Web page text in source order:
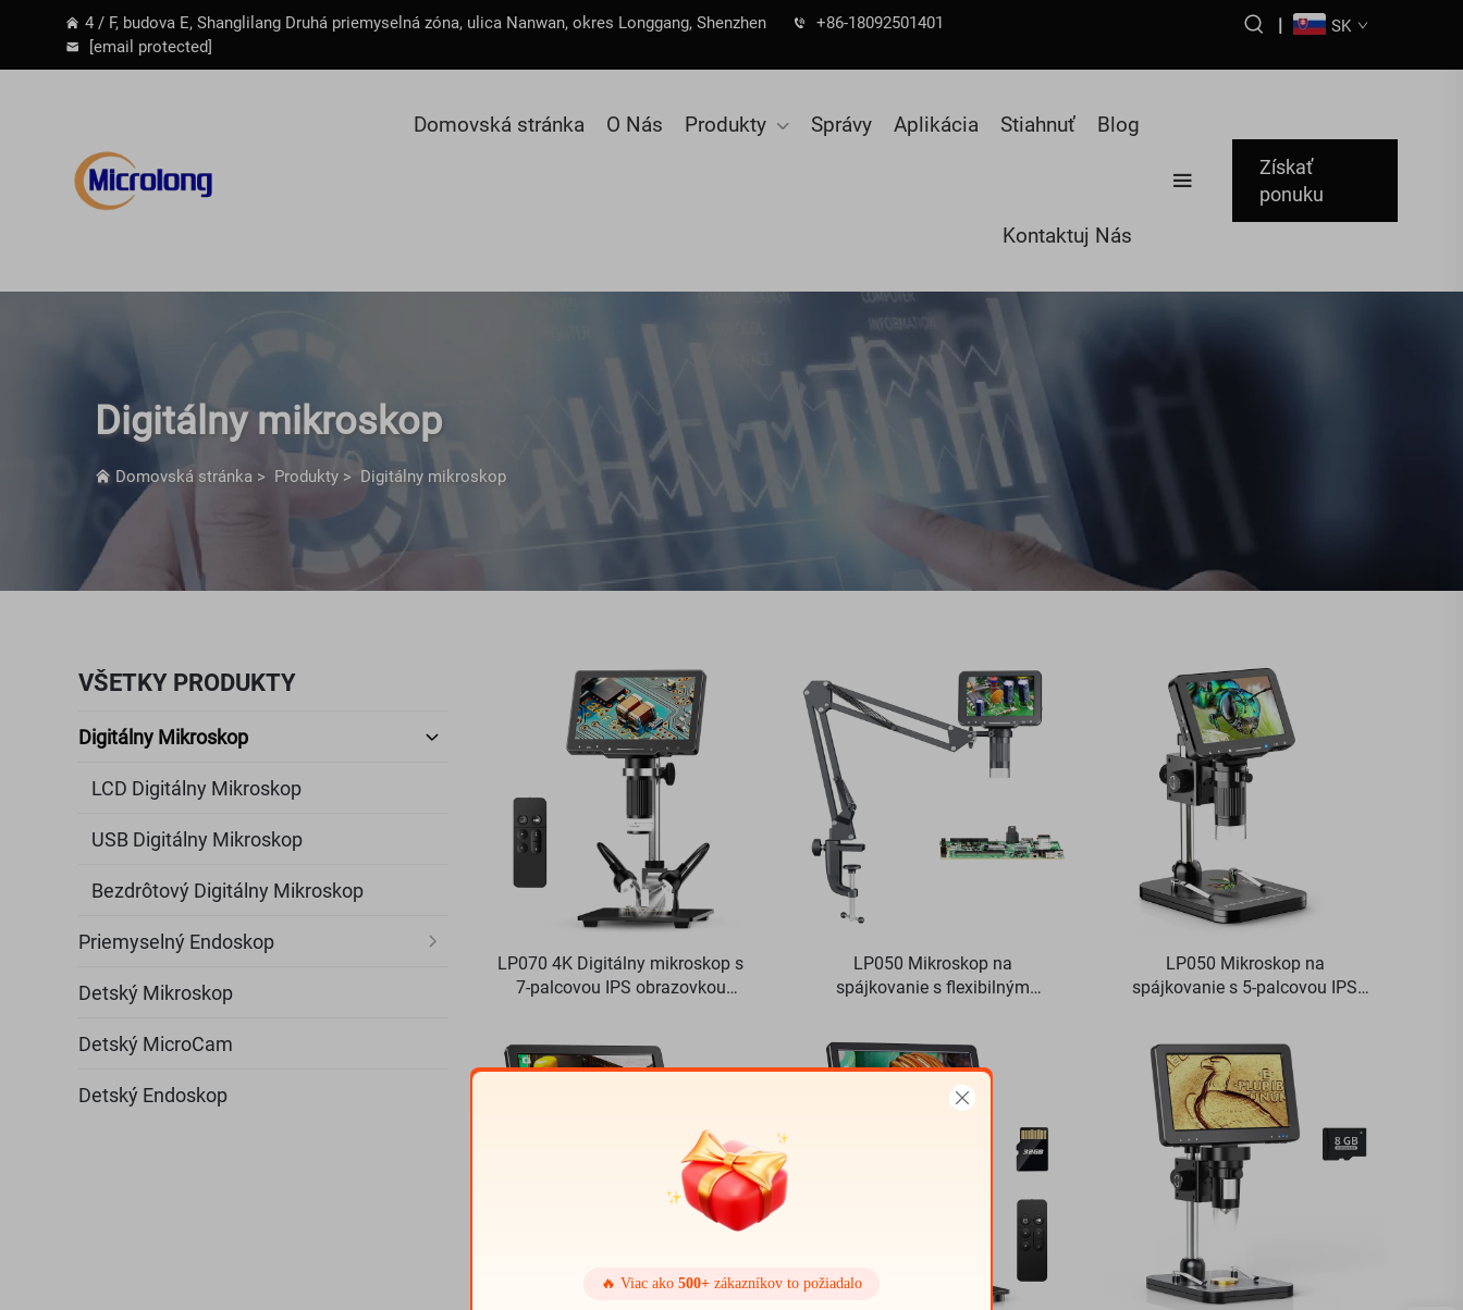
4 / F, budova E, Shanglilang Druhá priemyselná zóna, ulica Nanwan, okres Longgang, Shenzhen
+86-18092501401
[email protected]
| SK
Domovská stránka O Nás Produkty Správy Aplikácia Stiahnuť Blog
Kontaktuj Nás
Získať
ponuku
Digitálny mikroskop
Domovská stránka > Produkty > Digitálny mikroskop
VŠETKY PRODUKTY
Digitálny Mikroskop
LCD Digitálny Mikroskop
USB Digitálny Mikroskop
Bezdrôtový Digitálny Mikroskop
Priemyselný Endoskop
Detský Mikroskop
Detský MicroCam
Detský Endoskop
LP070 4K Digitálny mikroskop s
7-palcovou IPS obrazovkou
LP050 Mikroskop na
spájkovanie s flexibilným
kruhové osvetlenie
LP050 Mikroskop na
spájkovanie s 5-palcovou IPS
mince
🔥 Viac ako 500+ zákazníkov to požiadalo